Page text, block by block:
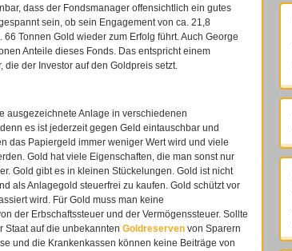
dass der Fondsmanager offensichtlich ein gutes
sein, ob sein Engagement von ca. 21,8
Tonnen Gold wieder zum Erfolg führt. Auch George
Anteile dieses Fonds. Das entspricht einem
der Investor auf den Goldpreis setzt.
ausgezeichnete Anlage in verschiedenen
es ist jederzeit gegen Geld eintauschbar und
das Papiergeld immer weniger Wert wird und viele
Gold hat viele Eigenschaften, die man sonst nur
Gold gibt es in kleinen Stückelungen. Gold ist nicht
als Anlagegold steuerfrei zu kaufen. Gold schützt vor
wird. Für Gold muss man keine
der Erbschaftssteuer und der Vermögenssteuer. Sollte
Staat auf die unbekannten Goldreserven von Sparern
und die Krankenkassen können keine Beiträge von